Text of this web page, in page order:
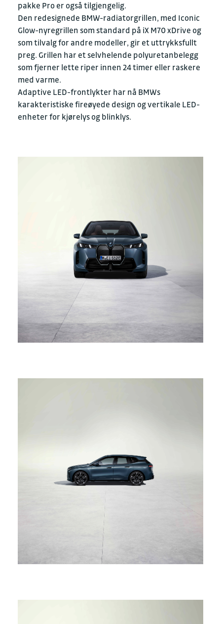
pakke Pro er også tilgjengelig.
Den redesignede BMW-radiatorgrillen, med Iconic
Glow-nyregrillen som standard på iX M70 xDrive og
som tilvalg for andre modeller, gir et uttrykksfullt
preg. Grillen har et selvhelende polyuretanbelegg
som fjerner lette riper innen 24 timer eller raskere
med varme.
Adaptive LED-frontlykter har nå BMWs
karakteristiske fireøyede design og vertikale LED-
enheter for kjørelys og blinklys.